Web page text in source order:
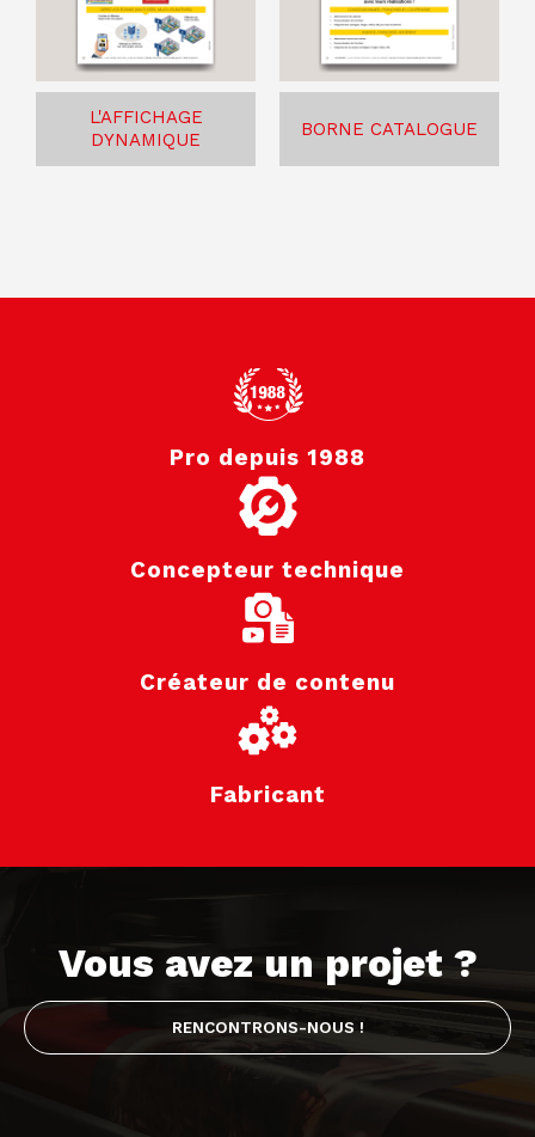
L'AFFICHAGE
DYNAMIQUE
BORNE CATALOGUE
Pro depuis 1988
Concepteur technique
Créateur de contenu
Fabricant
Vous avez un projet ?
RENCONTRONS-NOUS !